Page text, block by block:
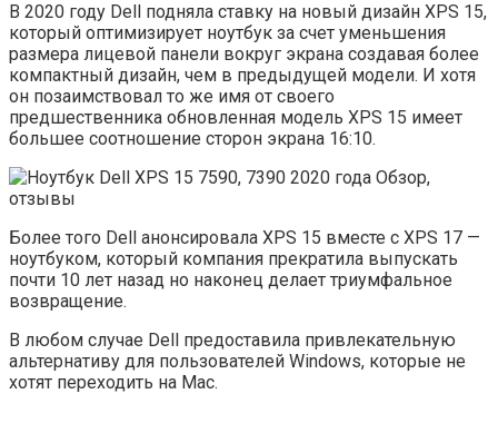
В 2020 году Dell подняла ставку на новый дизайн XPS 15,
который оптимизирует ноутбук за счет уменьшения
размера лицевой панели вокруг экрана создавая более
компактный дизайн, чем в предыдущей модели. И хотя
он позаимствовал то же имя от своего
предшественника обновленная модель XPS 15 имеет
большее соотношение сторон экрана 16:10.
Более того Dell анонсировала XPS 15 вместе с XPS 17 —
ноутбуком, который компания прекратила выпускать
почти 10 лет назад но наконец делает триумфальное
возвращение.
В любом случае Dell предоставила привлекательную
альтернативу для пользователей Windows, которые не
хотят переходить на Mac.